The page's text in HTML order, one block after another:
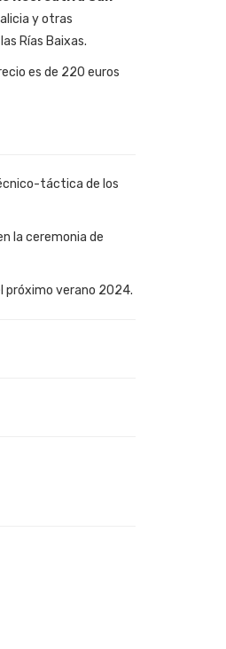
y otras
Rías Baixas.
es de 220 euros
táctica de los
la ceremonia de
próximo verano 2024.